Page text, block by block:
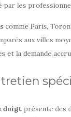
les
comme Paris,
aux villes
et la demande
doigtprésente des